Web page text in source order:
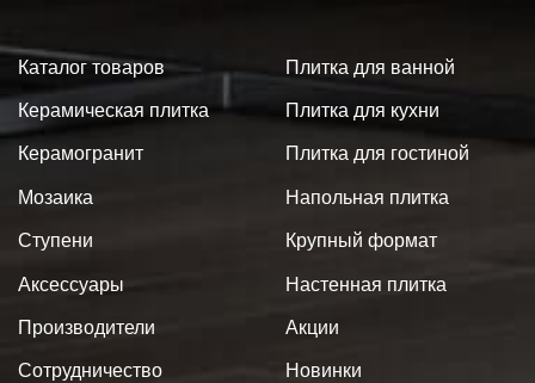
Каталог товаров
Керамическая плитка
Керамогранит
Мозаика
Ступени
Аксессуары
Плитка для ванной
Плитка для кухни
Плитка для гостиной
Напольная плитка
Крупный формат
Настенная плитка
Производители
Сотрудничество
Акции
Новинки